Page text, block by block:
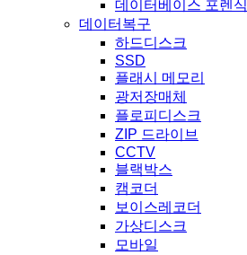
데이터베이스 포렌식
데이터복구
하드디스크
SSD
플래시 메모리
광저장매체
플로피디스크
ZIP 드라이브
CCTV
블랙박스
캠코더
보이스레코더
가상디스크
모바일